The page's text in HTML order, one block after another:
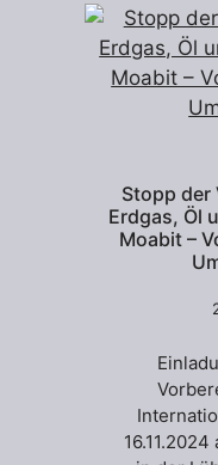
Stopp der
Erdgas, Öl
Moabit –